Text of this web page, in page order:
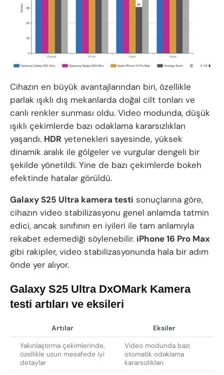
Cihazın en büyük avantajlarından biri, özellikle
parlak ışıklı dış mekanlarda doğal cilt tonları ve
canlı renkler sunması oldu. Video modunda, düşük
ışıklı çekimlerde bazı odaklama kararsızlıkları
yaşandı. HDR yetenekleri sayesinde, yüksek
dinamik aralık ile gölgeler ve vurgular dengeli bir
şekilde yönetildi. Yine de bazı çekimlerde bokeh
efektinde hatalar görüldü.
Galaxy S25 Ultra kamera testi sonuçlarına göre,
cihazın video stabilizasyonu genel anlamda tatmin
edici, ancak sınıfının en iyileri ile tam anlamıyla
rekabet edemediği söylenebilir. iPhone 16 Pro Max
gibi rakipler, video stabilizasyonunda hala bir adım
önde yer alıyor.
Galaxy S25 Ultra DxOMark Kamera
testi artıları ve eksileri
Artılar Eksiler
Yakınlaştırma çekimlerinde,
özellikle uzun mesafede iyi
detaylar
Video modunda bazı
otomatik odaklama
kararsızlıkları